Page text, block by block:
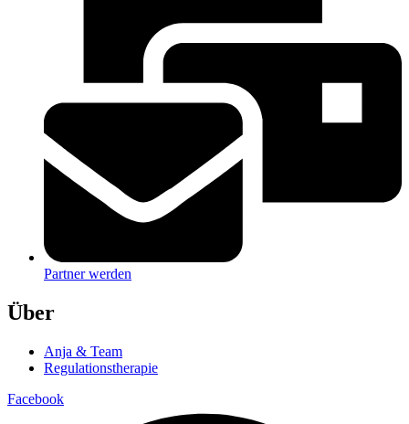
Partner werden
Über
Anja & Team
Regulationstherapie
Facebook